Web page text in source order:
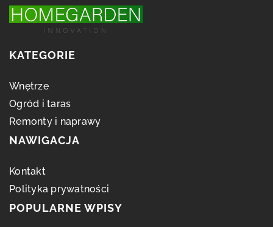
KATEGORIE
Wnętrze
Ogród i taras
Remonty i naprawy
NAWIGACJA
Kontakt
Polityka prywatności
POPULARNE WPISY